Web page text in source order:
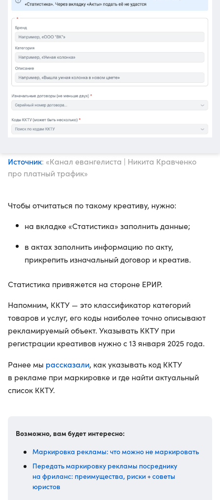
Источник: «Канал евангелиста | Никита Кравченко
про платный трафик»
Чтобы отчитаться по такому креативу, нужно:
на вкладке «Статистика» заполнить данные;
в актах заполнить информацию по акту,
прикрепить изначальный договор и креатив.
Статистика привяжется на стороне ЕРИР.
Напомним, ККТУ — это классификатор категорий
товаров и услуг, его коды наиболее точно описывают
рекламируемый объект. Указывать ККТУ при
регистрации креативов нужно с 13 января 2025 года.
Ранее мы рассказали, как указывать код ККТУ
в рекламе при маркировке и где найти актуальный
список ККТУ.
Возможно, вам будет интересно:
Маркировка рекламы: что можно не маркировать
Передать маркировку рекламы посреднику
на фриланс: преимущества, риски + советы
юристов